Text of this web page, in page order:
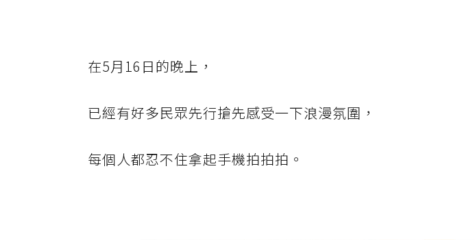
在5月16日的晚上，
已經有好多民眾先行搶先感受一下浪漫氛圍，
每個人都忍不住拿起手機拍拍拍。